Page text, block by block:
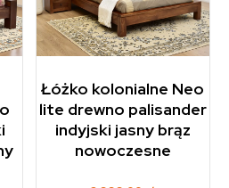
Łóżko kolonialne Neo
lite drewno palisander
indyjski jasny brąz
nowoczesne